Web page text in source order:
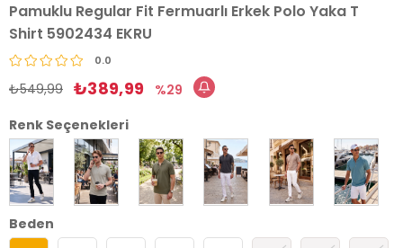
Pamuklu Regular Fit Fermuarlı Erkek Polo Yaka T
Shirt 5902434 EKRU
0.0
₺549,99 ₺389,99
29
Renk Seçenekleri
Beden